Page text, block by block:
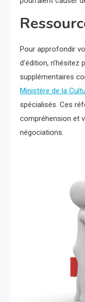
Pour approfondir
d’édition,
supplémentaires
Ministère de la
spécialisés. Ces
compréhension et
négociations.